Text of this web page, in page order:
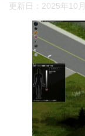
更新日： 2025年10